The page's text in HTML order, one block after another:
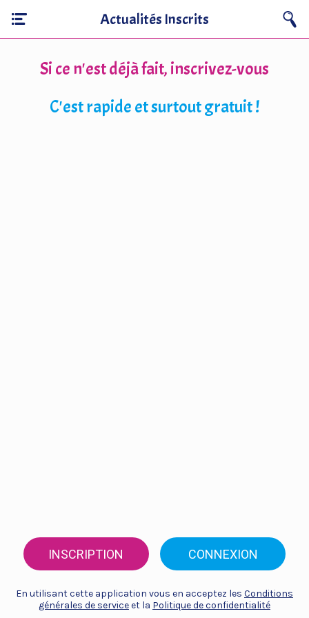
Actualités Inscrits
Si ce n'est déjà fait, inscrivez-vous
C'est rapide et surtout gratuit !
INSCRIPTION CONNEXION
En utilisant cette application vous en acceptez les Conditions
générales de serviceet la Politique de confidentialité